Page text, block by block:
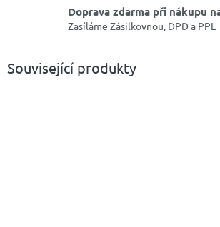
Doprava zdarma při nákupu
Zasíláme Zásilkovnou, DPD a PPL
Související produkty